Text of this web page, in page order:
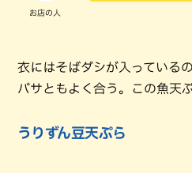
お店の人
衣にはそばダシが入っている
バサともよく合う。この魚天
うりずん豆天ぷら